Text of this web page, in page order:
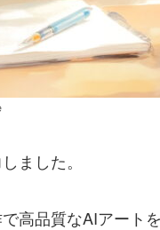
ました。
高品質なAIアート